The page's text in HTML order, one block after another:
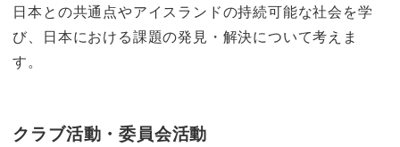
日本との共通点やアイスランドの持続可能な社会を学
び、日本における課題の発見・解決について考えま
す。
クラブ活動・委員会活動